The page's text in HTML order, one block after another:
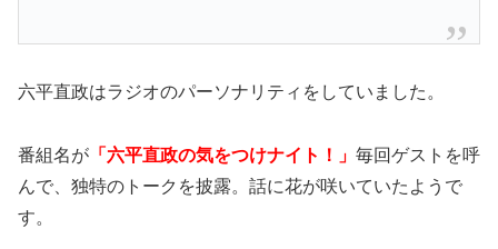
六平直政はラジオのパーソナリティをしていました。
番組名が 「六平直政の気をつけナイト！」 毎回ゲストを呼
んで、独特のトークを披露。話に花が咲いていたようで
す。